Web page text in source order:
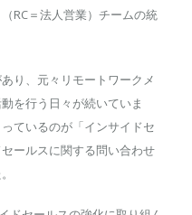
RC＝法人営業）チームの統
り、元々リモートワークメ
を行う日々が続いていま
ているのが「インサイドセ
ールスに関する問い合わせ